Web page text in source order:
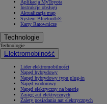
Aplikacja MyToyota
Instrukcje obsługi
Aktualizacja map
System Bluetooth®
Karty Ratownicze
Technologie
Technologie
Elektromobilność
Lider elektromobilności
Napęd hybrydowy
Napęd hybrydowy typu plug-in
Napęd wodorowy
Napęd elektryczny na baterię
Zasięg aut elektrycznych
Zalety posiadania aut elektrycznych